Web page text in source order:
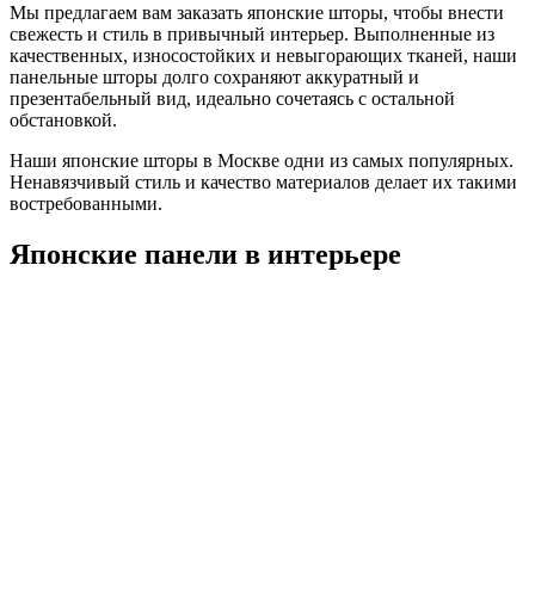
Мы предлагаем вам заказать японские шторы, чтобы внести
свежесть и стиль в привычный интерьер. Выполненные из
качественных, износостойких и невыгорающих тканей, наши
панельные шторы долго сохраняют аккуратный и
презентабельный вид, идеально сочетаясь с остальной
обстановкой.
Наши японские шторы в Москве одни из самых популярных.
Ненавязчивый стиль и качество материалов делает их такими
востребованными.
Японские панели в интерьере